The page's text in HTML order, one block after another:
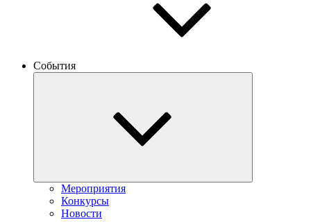
События
Мероприятия
Конкурсы
Новости